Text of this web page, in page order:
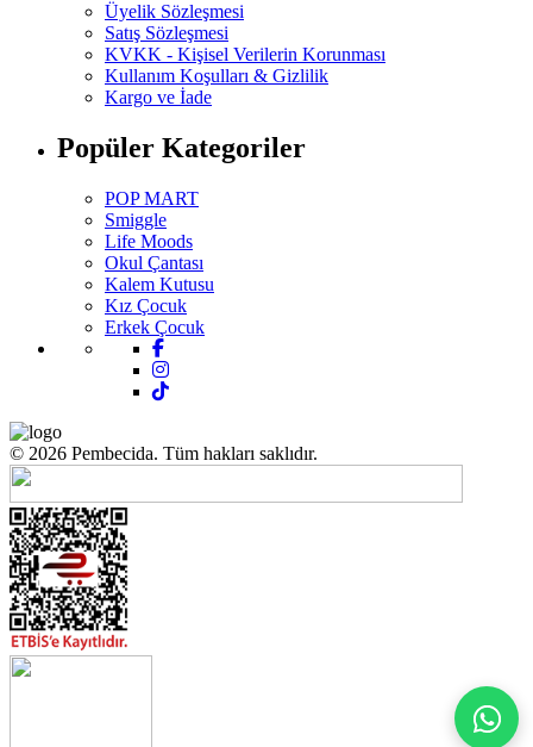
Üyelik Sözleşmesi
Satış Sözleşmesi
KVKK - Kişisel Verilerin Korunması
Kullanım Koşulları & Gizlilik
Kargo ve İade
Popüler Kategoriler
POP MART
Smiggle
Life Moods
Okul Çantası
Kalem Kutusu
Kız Çocuk
Erkek Çocuk
© 2026 Pembecida. Tüm hakları saklıdır.